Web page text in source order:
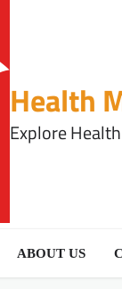
Health
Explore
ABOUT US